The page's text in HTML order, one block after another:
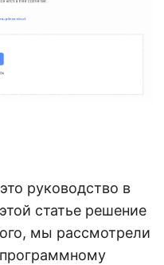
руководство в
статье решение
мы рассмотрели